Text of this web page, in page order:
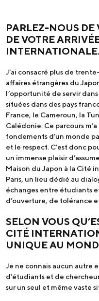
PARLEZ-NOUS DE
DE VOTRE
INTERNATIONALE.
J’ai consacré plus de
affaires étrangères du
l’opportunité de servir
situées dans des pays
France, le Cameroun, la
Calédonie. Ce parcours
fondements d’un monde
et le respect. C’est donc
un immense plaisir
Maison du Japon à la Cité
Paris, un lieu dédié au
échanges entre étudiants
d’ouverture, de tolérance
SELON VOUS
CITÉ
UNIQUE AU
Je ne connais aucun autre
d’étudiants et de
sur un seul et même vaste